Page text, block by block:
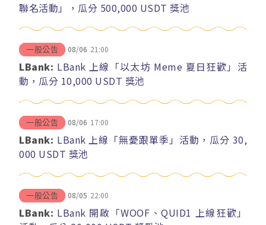
聯名活動」，瓜分 500,000 USDT 獎池
一般公告 08/06 21:00
LBank: LBank 上線「以太坊 Meme 夏日狂歡」活
動，瓜分 10,000 USDT 獎池
一般公告 08/06 17:00
LBank: LBank 上線「無憂跟單季」活動，瓜分 30,
000 USDT 獎池
一般公告 08/05 22:00
LBank: LBank 開啟「WOOF、QUID1 上線狂歡」